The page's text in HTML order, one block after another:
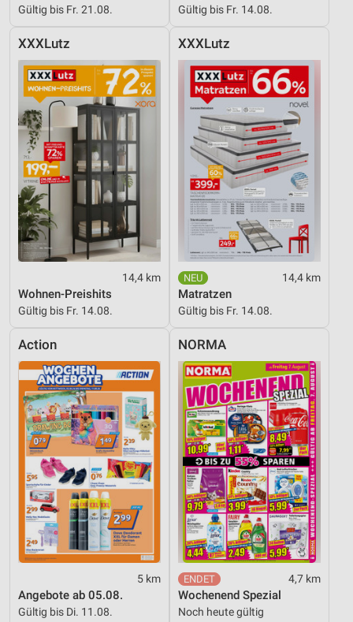
Gültig bis Fr. 21.08. Gültig bis Fr. 14.08.
XXXLutz
14,4 km
Wohnen-Preishits
Gültig bis Fr. 14.08.
XXXLutz
14,4 km
Matratzen
Gültig bis Fr. 14.08.
Action
5 km
Angebote ab 05.08.
Gültig bis Di. 11.08.
NORMA
4,7 km
Wochenend Spezial
Noch heute gültig